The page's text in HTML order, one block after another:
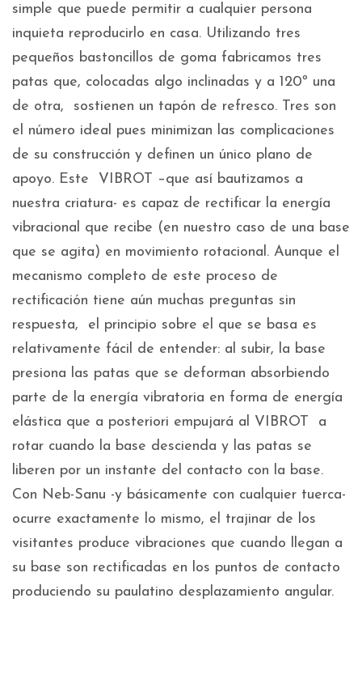
simple que puede permitir a cualquier persona
inquieta reproducirlo en casa. Utilizando tres
pequeños bastoncillos de goma fabricamos tres
patas que, colocadas algo inclinadas y a 120º una
de otra, sostienen un tapón de refresco. Tres son
el número ideal pues minimizan las complicaciones
de su construcción y definen un único plano de
apoyo. Este VIBROT –que así bautizamos a
nuestra criatura- es capaz de rectificar la energía
vibracional que recibe (en nuestro caso de una base
que se agita) en movimiento rotacional. Aunque el
mecanismo completo de este proceso de
rectificación tiene aún muchas preguntas sin
respuesta, el principio sobre el que se basa es
relativamente fácil de entender: al subir, la base
presiona las patas que se deforman absorbiendo
parte de la energía vibratoria en forma de energía
elástica que a posteriori empujará al VIBROT a
rotar cuando la base descienda y las patas se
liberen por un instante del contacto con la base.
Con Neb-Sanu -y básicamente con cualquier tuerca-
ocurre exactamente lo mismo, el trajinar de los
visitantes produce vibraciones que cuando llegan a
su base son rectificadas en los puntos de contacto
produciendo su paulatino desplazamiento angular.